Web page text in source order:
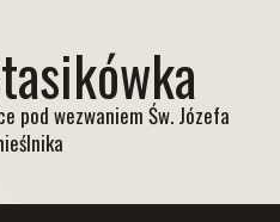
pod wezwaniem Św. Józefa